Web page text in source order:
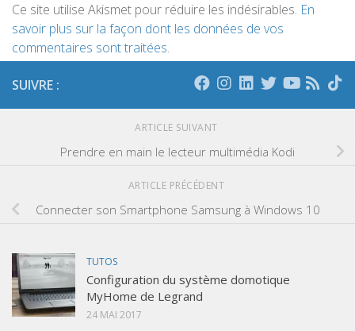
Ce site utilise Akismet pour réduire les indésirables. En
savoir plus sur la façon dont les données de vos
commentaires sont traitées.
SUIVRE :
ARTICLE SUIVANT
Prendre en main le lecteur multimédia Kodi
ARTICLE PRÉCÉDENT
Connecter son Smartphone Samsung à Windows 10
TUTOS
Configuration du système domotique
MyHome de Legrand
24 MAI 2017